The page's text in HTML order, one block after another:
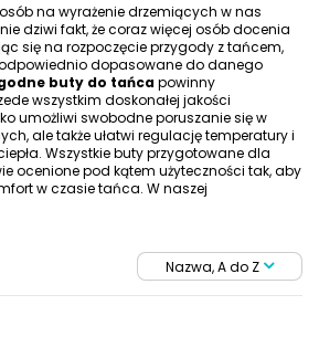
na wyrażenie drzemiących w nas
dziwi fakt, że coraz więcej osób docenia
się na rozpoczęcie przygody z tańcem,
dopasowane do danego
buty do tańcapowinny
wszystkim doskonałej jakości
umożliwi swobodne poruszanie się w
ale także ułatwi regulację temperatury i
Wszystkie buty przygotowane dla
ocenione pod kątem użyteczności tak, aby
w czasie tańca. W naszej
-
walca wiedeńskiego. W naszym
znajdzie buty dla siebie!
Nazwa, A do Z